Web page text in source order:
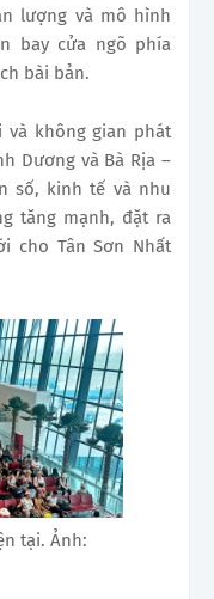
lượng và mô hình
bay cửa ngõ phía
bài bản.
và không gian phát
Dương và Bà Rịa –
số, kinh tế và nhu
tăng mạnh, đặt ra
cho Tân Sơn Nhất
tại. Ảnh: